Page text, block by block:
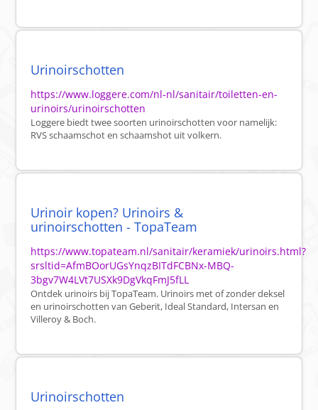
Urinoirschotten
https://www.loggere.com/nl-nl/sanitair/toiletten-en-
urinoirs/urinoirschotten
Loggere biedt twee soorten urinoirschotten voor namelijk:
RVS schaamschot en schaamshot uit volkern.
Urinoir kopen? Urinoirs &
urinoirschotten - TopaTeam
https://www.topateam.nl/sanitair/keramiek/urinoirs.html?
srsltid=AfmBOorUGsYnqzBITdFCBNx-MBQ-
3bgv7W4LVt7USXk9DgVkqFmJ5fLL
Ontdek urinoirs bij TopaTeam. Urinoirs met of zonder deksel
en urinoirschotten van Geberit, Ideal Standard, Intersan en
Villeroy & Boch.
Urinoirschotten